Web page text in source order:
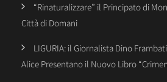
“Rinaturalizzare” il Principato di
Città di Domani
LIGURIA: il Giornalista Dino
Alice Presentano il Nuovo Libro